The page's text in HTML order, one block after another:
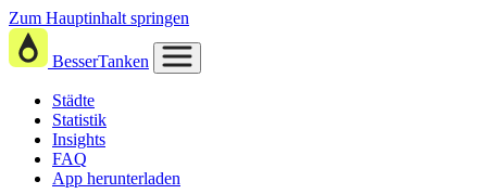
Zum Hauptinhalt springen
BesserTanken
Städte
Statistik
Insights
FAQ
App herunterladen